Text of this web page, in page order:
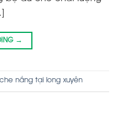
→
nắng tại long xuyên